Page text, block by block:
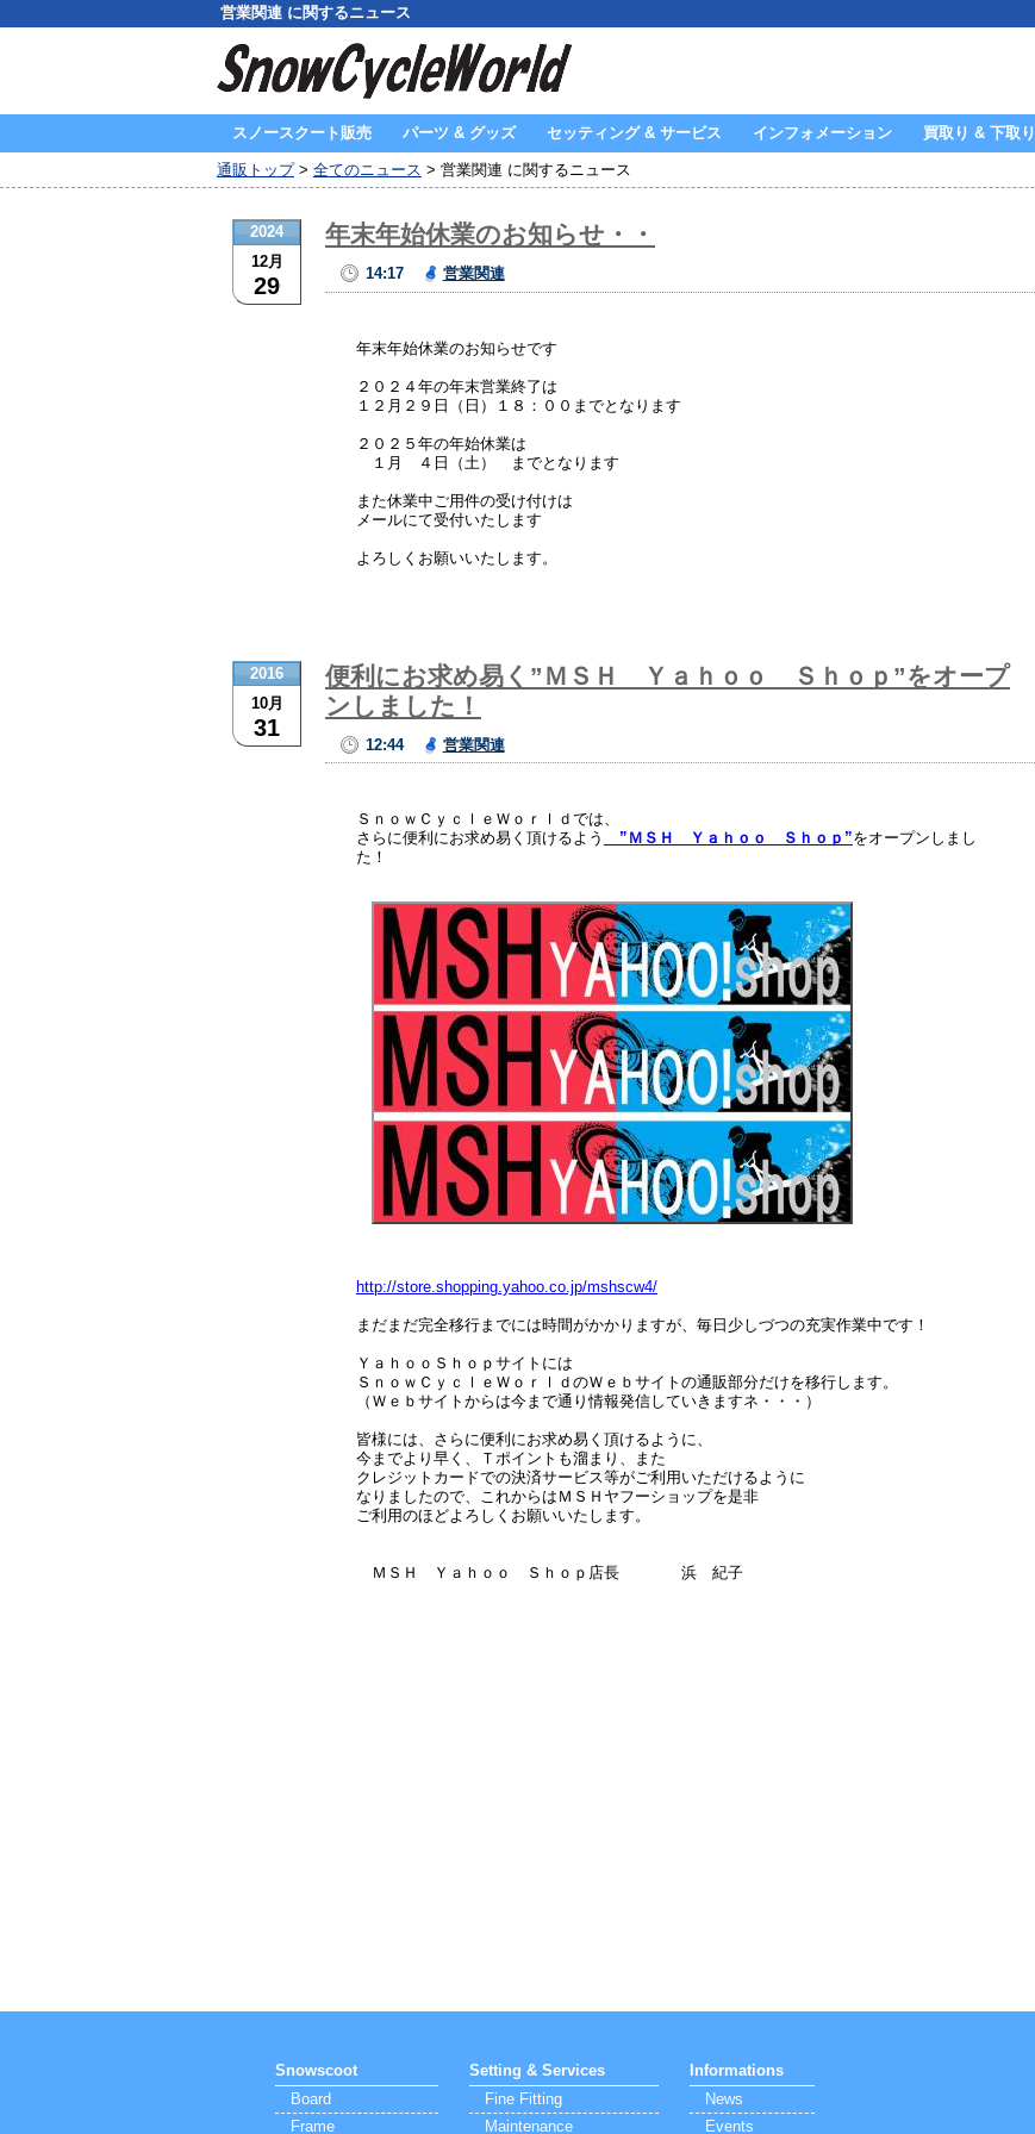
営業関連 に関するニュース
スノースクート販売 パーツ & グッズ セッティング & サービス インフォメーション 買取り & 下取り
通販トップ> 全てのニュース > 営業関連 に関するニュース
2024
12月
29
年末年始休業のお知らせ・・
14:17 営業関連
年末年始休業のお知らせです
２０２４年の年末営業終了は
１２月２９日（日）１８：００までとなります
２０２５年の年始休業は
１月 ４日（土） までとなります
また休業中ご用件の受け付けは
メールにて受付いたします
よろしくお願いいたします。
2016
10月
31
便利にお求め易く”ＭＳＨ Ｙａｈｏｏ Ｓｈｏｐ”をオープ
ンしました！
12:44 営業関連
ＳｎｏｗＣｙｃｌｅＷｏｒｌｄでは、
さらに便利にお求め易く頂けるよう
”ＭＳＨ Ｙａｈｏｏ Ｓｈｏｐ”をオープンしまし
た！
http://store.shopping.yahoo.co.jp/mshscw4/
まだまだ完全移行までには時間がかかりますが、毎日少しづつの充実作業中です！
ＹａｈｏｏＳｈｏｐサイトには
ＳｎｏｗＣｙｃｌｅＷｏｒｌｄのＷｅｂサイトの通販部分だけを移行します。
（Ｗｅｂサイトからは今まで通り情報発信していきますネ・・・）
皆様には、さらに便利にお求め易く頂けるように、
今までより早く、Ｔポイントも溜まり、また
クレジットカードでの決済サービス等がご利用いただけるように
なりましたので、これからはＭＳＨヤフーショップを是非
ご利用のほどよろしくお願いいたします。
ＭＳＨ Ｙａｈｏｏ Ｓｈｏｐ店長 浜 紀子
Snowscoot
Board
Frame
Setting & Services
Fine Fitting
Maintenance
Informations
News
Events